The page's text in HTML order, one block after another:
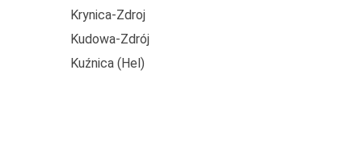
Krynica-Zdroj
Kudowa-Zdrój
Kuźnica (Hel)